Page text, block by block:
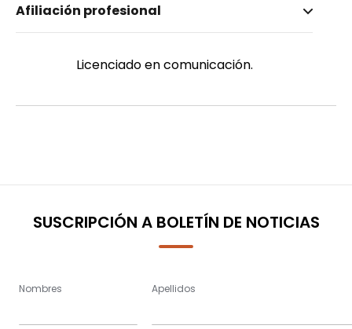
Paucar, Sebastián
Masculino
Afiliación profesional
Licenciado en comunicación.
SUSCRIPCIÓN A BOLETÍN DE NOTICIAS
Nombres Apellidos